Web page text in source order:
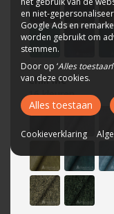
Wit
690 kleuren
Zwart
1455 kleuren
Chill Me
16 kleuren
en niet-
Google Ads en
worden gebruikt om
stemmen.
Door op ‘Alles toestaan
van deze cookies.
Alles toestaan
Cookieverklaring